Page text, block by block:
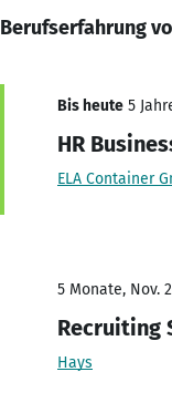
Berufserfahrung
Bis heute 5
HR
ELA Container
5 Monate, Nov.
Recruiting
Hays